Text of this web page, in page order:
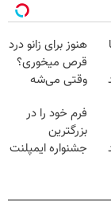
هنوز برای زانو درد
قرص میخوری؟
وقتی می‌شه
درمانش کرد؟؟؟؟
فرم خود را در
بزرگترین
جشنواره ایمپلنت